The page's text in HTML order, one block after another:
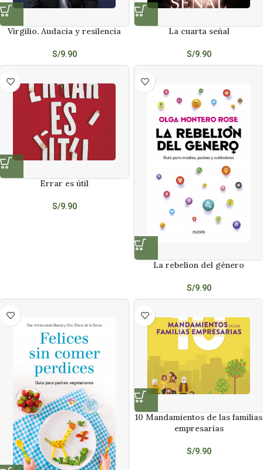
Virgilio. Audacia y resilencia
S/9.90
La cuarta señal
S/9.90
Errar es útil
S/9.90
La rebelion del género
S/9.90
10 Mandamientos de las familias
empresarias
S/9.90